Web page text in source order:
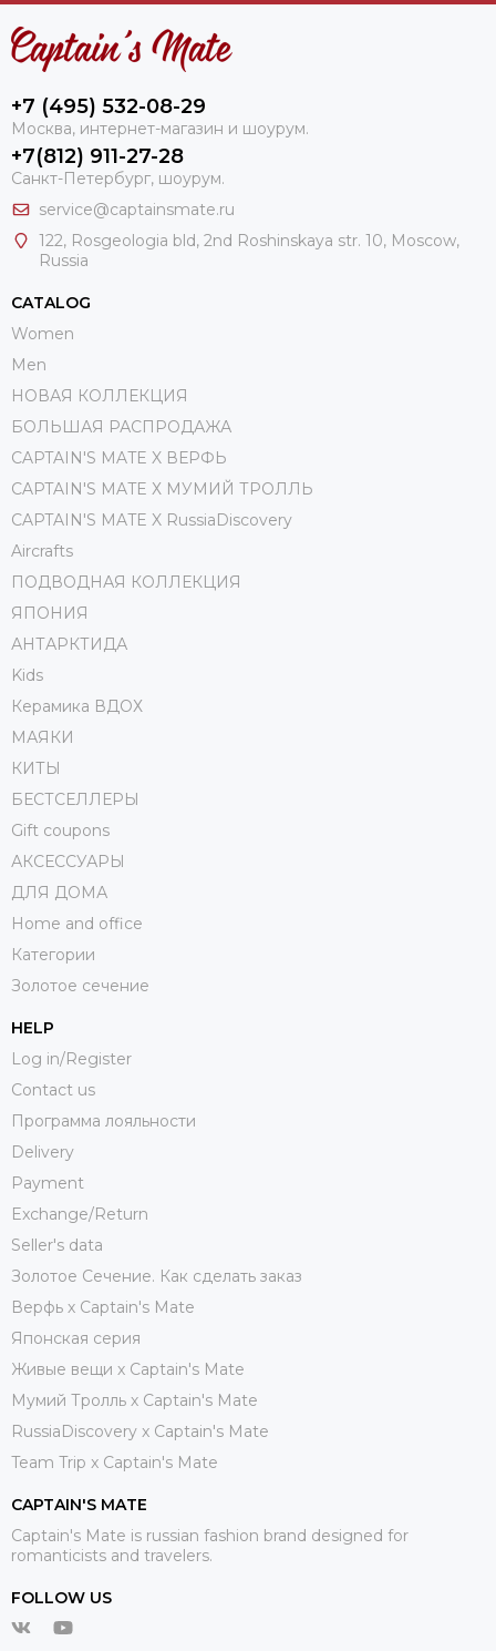
+7 (495) 532-08-29
Москва, интернет-магазин и шоурум.
+7(812) 911-27-28
Санкт-Петербург, шоурум.
service@captainsmate.ru
122, Rosgeologia bld, 2nd Roshinskaya str. 10, Moscow,
Russia
CATALOG
Women
Men
НОВАЯ КОЛЛЕКЦИЯ
БОЛЬШАЯ РАСПРОДАЖА
CAPTAIN'S MATE X ВЕРФЬ
CAPTAIN'S MATE Х МУМИЙ ТРОЛЛЬ
CAPTAIN'S MATE X RussiaDiscovery
Aircrafts
ПОДВОДНАЯ КОЛЛЕКЦИЯ
ЯПОНИЯ
АНТАРКТИДА
Kids
Керамика ВДОХ
МАЯКИ
КИТЫ
БЕСТСЕЛЛЕРЫ
Gift coupons
АКСЕССУАРЫ
ДЛЯ ДОМА
Home and office
Категории
Золотое сечение
HELP
Log in/Register
Contact us
Программа лояльности
Delivery
Payment
Exchange/Return
Seller's data
Золотое Сечение. Как сделать заказ
Верфь х Captain's Mate
Японская серия
Живые вещи х Captain's Mate
Мумий Тролль х Сaptain's Mate
RussiaDiscovery x Captain's Mate
Team Trip x Captain's Mate
CAPTAIN'S MATE
Captain's Mate is russian fashion brand designed for
romanticists and travelers.
FOLLOW US